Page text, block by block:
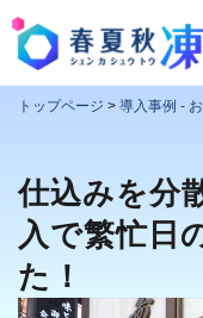
トップページ > 導入事例 -
仕込みを分
入で繁忙日
た！